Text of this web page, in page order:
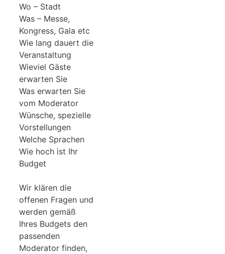
Wo – Stadt
Was – Messe,
Kongress, Gala etc
Wie lang dauert die
Veranstaltung
Wieviel Gäste
erwarten Sie
Was erwarten Sie
vom Moderator
Wünsche, spezielle
Vorstellungen
Welche Sprachen
Wie hoch ist Ihr
Budget
Wir klären die
offenen Fragen und
werden gemäß
Ihres Budgets den
passenden
Moderator finden,